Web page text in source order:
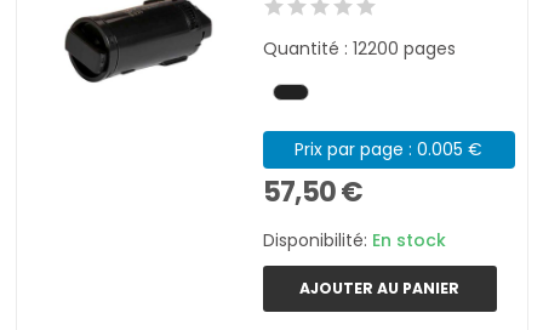
Quantité : 12200 pages
Prix par page : 0.005 €
57,50 €
Disponibilité: En stock
AJOUTER AU PANIER